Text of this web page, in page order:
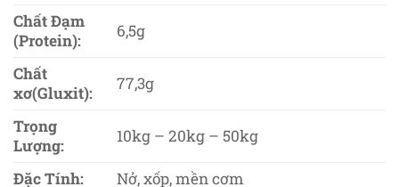
Chất Đạm
(Protein):
6,5g
Chất
xơ(Gluxit):
77,3g
Trọng
Lượng:
10kg – 20kg – 50kg
Đặc Tính: Nở, xốp, mền cơm